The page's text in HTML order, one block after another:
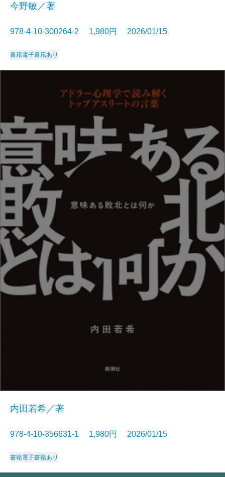
今野敏／著
978-4-10-300264-2 1,980円 2026/01/15
書籍電子書籍あり
内田若希／著
978-4-10-356631-1 1,980円 2026/01/15
書籍電子書籍あり